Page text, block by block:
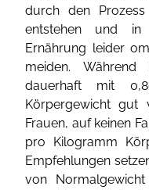
durch den
entstehen und in
Ernährung leider
meiden.
dauerhaft mit
Körpergewicht gut
Frauen, auf keinen
pro Kilogramm
Empfehlungen
von